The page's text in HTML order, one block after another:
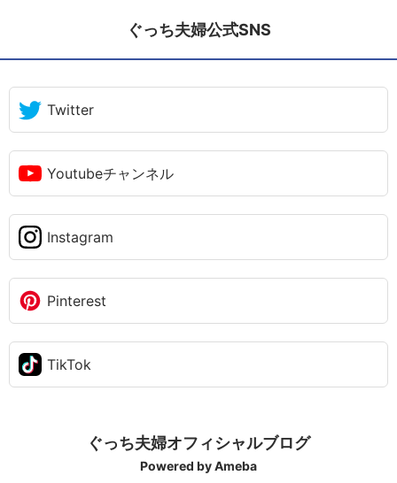
ぐっち夫婦公式SNS
Twitter
Youtubeチャンネル
Instagram
Pinterest
TikTok
ぐっち夫婦オフィシャルブログ
Powered by Ameba